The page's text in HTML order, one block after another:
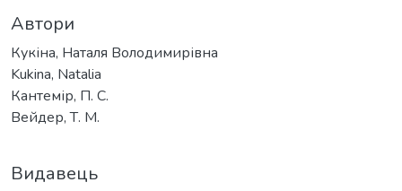
Автори
Кукіна, Наталя Володимирівна
Kukina, Natalia
Кантемір, П. С.
Вейдер, Т. М.
Видавець